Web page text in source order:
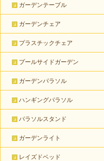
ガーデンテーブル
ガーデンチェア
プラスチックチェア
プールサイドガーデン
ガーデンパラソル
ハンギングパラソル
パラソルスタンド
ガーデンライト
レイズドベッド